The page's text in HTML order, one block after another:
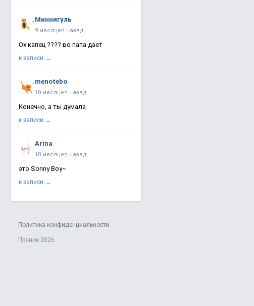
Миннигуль
9 месяцев назад
Ох капец ???? во папа дает
к записи →
menotebo
10 месяцев назад
Конечно, а ты думала
к записи →
Arina
10 месяцев назад
это Sonny Boy~
к записи →
Политика конфиденциальности
Пряник 2026